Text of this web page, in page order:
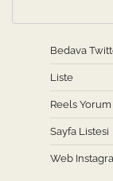
Bedava
Liste
Reels
Sayfa Listesi
Web